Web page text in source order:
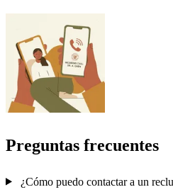
Preguntas frecuentes
¿Cómo puedo contactar a un